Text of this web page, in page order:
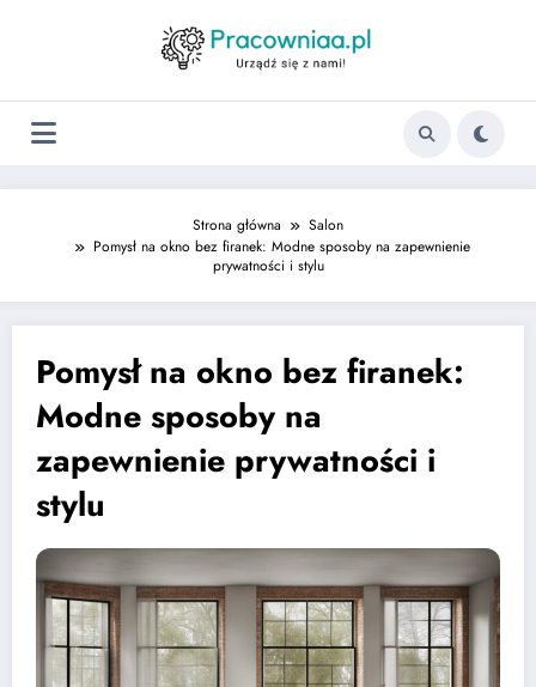
Strona główna
Salon
Pomysł na okno bez firanek: Modne sposoby na zapewnienie
prywatności i stylu
Pomysł na okno bez firanek:
Modne sposoby na
zapewnienie prywatności i
stylu